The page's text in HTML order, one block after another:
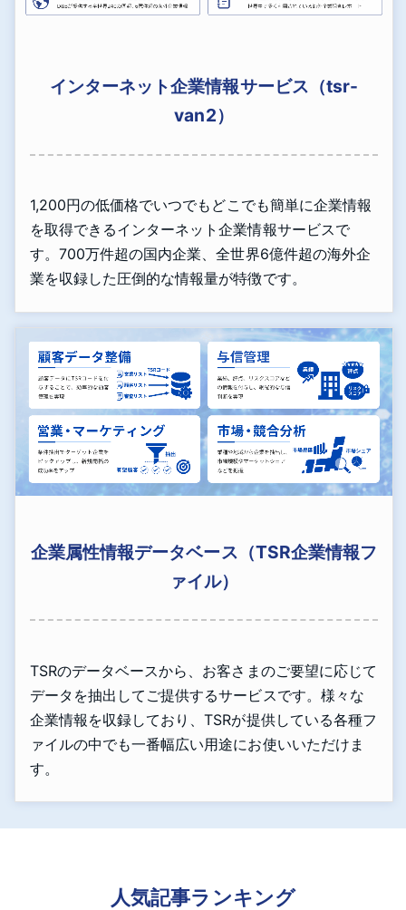
インターネット企業情報サービス（tsr-
van2）
1,200円の低価格でいつでもどこでも簡単に企業情報
を取得できるインターネット企業情報サービスで
す。700万件超の国内企業、全世界6億件超の海外企
業を収録した圧倒的な情報量が特徴です。
企業属性情報データベース（TSR企業情報フ
ァイル）
TSRのデータベースから、お客さまのご要望に応じて
データを抽出してご提供するサービスです。様々な
企業情報を収録しており、TSRが提供している各種フ
ァイルの中でも一番幅広い用途にお使いいただけま
す。
人気記事ランキング